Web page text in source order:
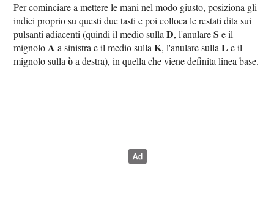
Per cominciare a mettere le mani nel modo giusto, posiziona gli
indici proprio su questi due tasti e poi colloca le restati dita sui
pulsanti adiacenti (quindi il medio sullaD, l'anulareS e il
mignoloA a sinistra e il medio sullaK, l'anulare sullaL e il
mignolo sullaòa destra), in quella che viene definita linea base.